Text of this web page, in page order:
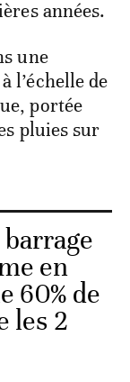
années.
une
l’échelle de
portée
pluies sur
en
60% de
les 2